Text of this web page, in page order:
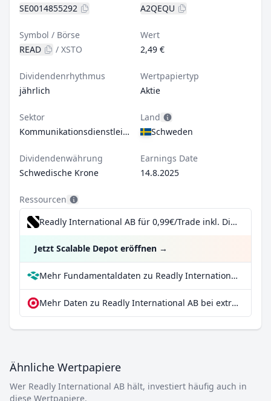
SE0014855292
A2QEQU
Symbol / Börse
READ
/ XSTO
Wert
2,49 €
Dividendenrhythmus
jährlich
Wertpapiertyp
Aktie
Sektor
Kommunikationsdienstleistungen
Land
Schweden
Dividendenwährung
Schwedische Krone
Earnings Date
14.8.2025
Ressourcen
Readly International AB für 0,99€/Trade inkl. Dividend Reinvestment Plan
Jetzt Scalable Depot eröffnen →
Mehr Fundamentaldaten zu Readly International AB bei Parqet
Mehr Daten zu Readly International AB bei extraETF
Ähnliche Wertpapiere
Wer Readly International AB hält, investiert häufig auch in
diese Wertpapiere.